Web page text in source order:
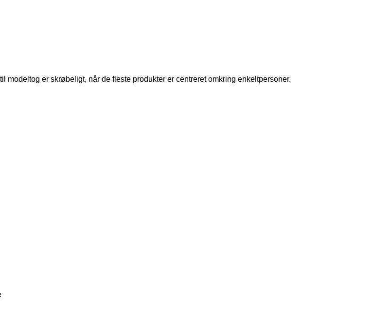
er skrøbeligt, når de fleste produkter er centreret omkring enkeltpersoner.